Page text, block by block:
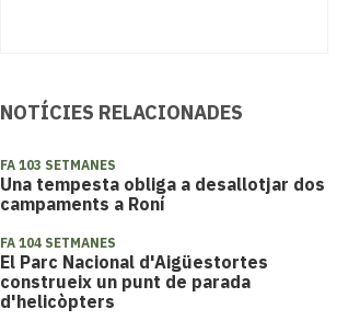
NOTÍCIES RELACIONADES
FA 103 SETMANES
Una tempesta obliga a desallotjar dos
campaments a Roní
FA 104 SETMANES
El Parc Nacional d'Aigüestortes
construeix un punt de parada
d'helicòpters